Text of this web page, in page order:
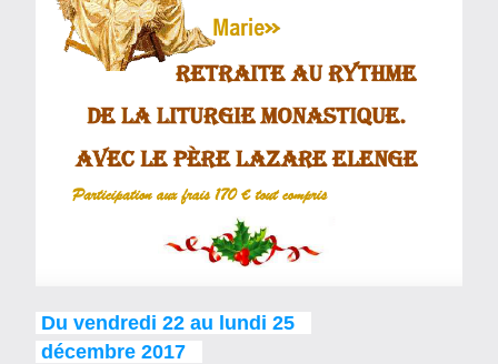
Du vendredi 22 au lundi 25
décembre 2017